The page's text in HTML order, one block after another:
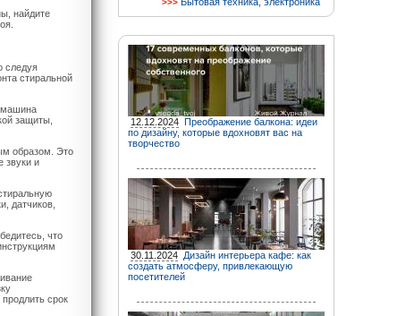
найдите
следуя
стиральной
машина
защиты,
образом. Это
звуки и
датчиков,
что
срок
12.12.2024 Преображение балкона: идеи
по дизайну, которые вдохновят вас на
творчество
30.11.2024 Дизайн интерьера кафе: как
создать атмосферу, привлекающую
посетителей